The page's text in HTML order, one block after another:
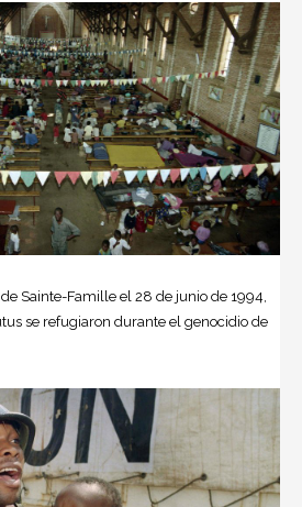
Sainte-Famille el 28 de junio de 1994,
se refugiaron durante el genocidio de